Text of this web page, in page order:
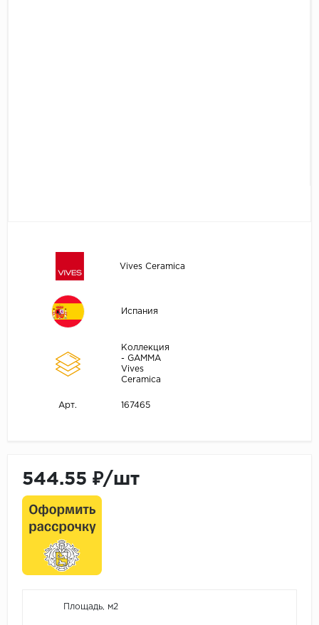
Vives Ceramica
Испания
Коллекция
- GAMMA
Vives
Ceramica
Арт. 167465
544.55 ₽/шт
Площадь, м2